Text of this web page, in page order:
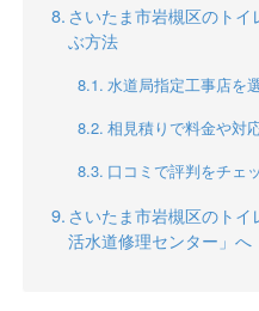
さいたま市岩槻区のト
ぶ方法
水道局指定工事店を
相見積りで料金や対
口コミで評判をチェ
さいたま市岩槻区のト
活水道修理センター」へ